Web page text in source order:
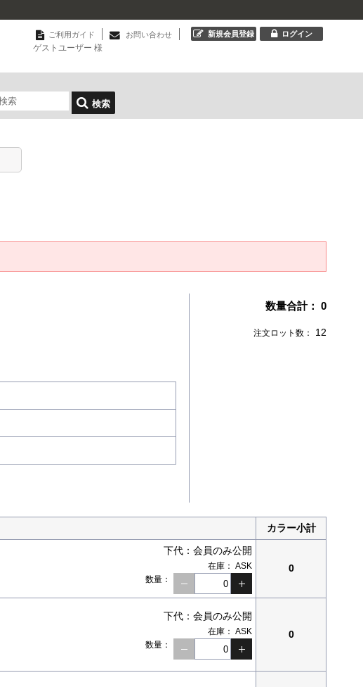
ご利用ガイド お問い合わせ 新規会員登録 ログイン
ゲストユーザー 様
検索
数量合計： 0
注文 ロット数： 12
カラー小計
下代： 会員のみ公開
在庫： ASK
数量：
0
下代： 会員のみ公開
在庫： ASK
数量：
0